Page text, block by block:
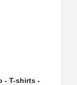
- T-shirts -